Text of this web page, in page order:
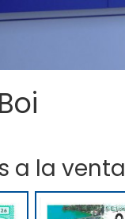
a la venta